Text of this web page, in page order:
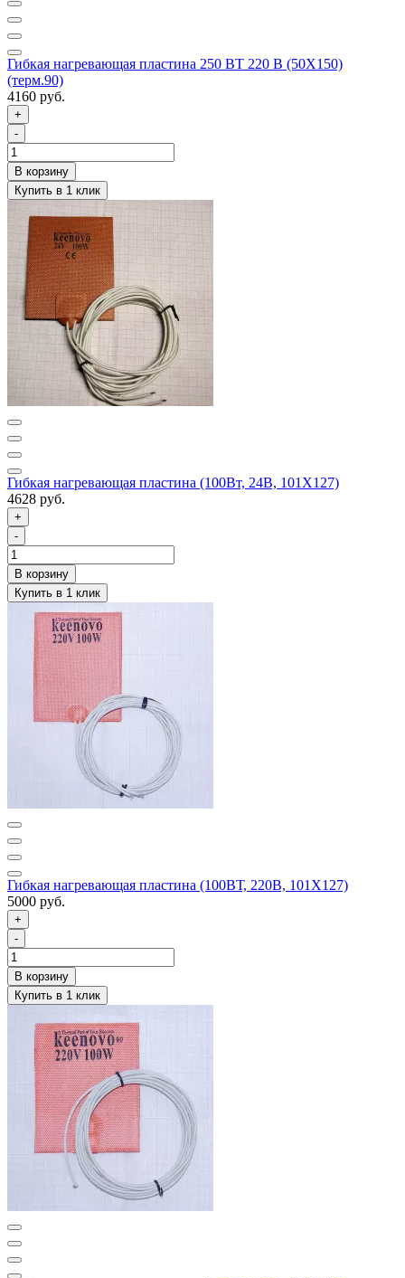
Гибкая нагревающая пластина 250 ВТ 220 В (50Х150)
(терм.90)
4160 руб.
+
-
Гибкая нагревающая пластина (100Вт, 24В, 101Х127)
4628 руб.
+
-
Гибкая нагревающая пластина (100ВТ, 220В, 101Х127)
5000 руб.
+
-